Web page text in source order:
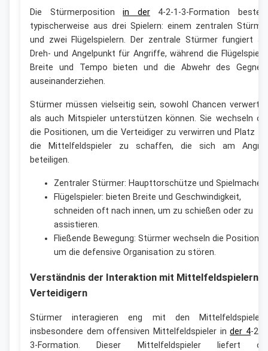
Die Stürmerpositionin der4-2-1-3-Formation
typischerweise aus drei Spielern: einem zentralen
und zwei Flügelspielern. Der zentrale Stürmer fungiert
Dreh- und Angelpunkt für Angriffe, während die
Breite und Tempo bieten und die Abwehr des
auseinanderziehen.
Stürmer müssen vielseitig sein, sowohl Chancen
als auch Mitspieler unterstützen können. Sie wechseln
die Positionen, um die Verteidiger zu verwirren und Platz
die Mittelfeldspieler zu schaffen, die sich am
beteiligen.
Zentraler Stürmer: Haupttorschütze und Spielmacher.
Flügelspieler: bieten Breite und Geschwindigkeit,
schneiden oft nach innen, um zu schießen oder zu
assistieren.
Fließende Bewegung: Stürmer wechseln die
um die defensive Organisation zu stören.
Verständnis der Interaktion mit Mittelfeldspielern
Verteidigern
Stürmer interagieren eng mit den
insbesondere dem offensiven Mittelfeldspieler inder 4-2-
3-Formation. Dieser Mittelfeldspieler liefert